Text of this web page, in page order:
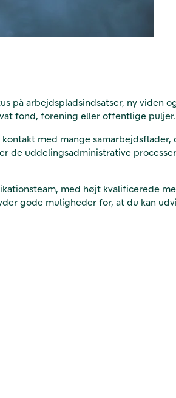
på arbejdspladsindsatser, ny viden
fond, forening eller offentlige puljer.
med mange
uddelingsadministrative
med højt kvalificerede
gode muligheder for, at du kan